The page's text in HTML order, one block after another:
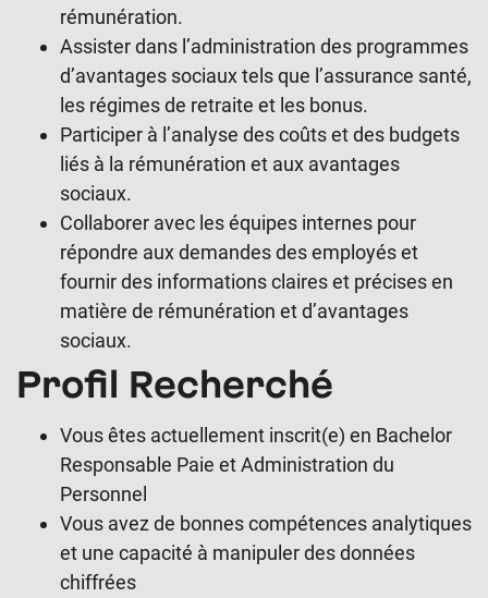
rémunération.
Assister dans l’administration des programmes
d’avantages sociaux tels que l’assurance santé,
les régimes de retraite et les bonus.
Participer à l’analyse des coûts et des budgets
liés à la rémunération et aux avantages
sociaux.
Collaborer avec les équipes internes pour
répondre aux demandes des employés et
fournir des informations claires et précises en
matière de rémunération et d’avantages
sociaux.
Profil Recherché
Vous êtes actuellement inscrit(e) en Bachelor
Responsable Paie et Administration du
Personnel
Vous avez de bonnes compétences analytiques
et une capacité à manipuler des données
chiffrées